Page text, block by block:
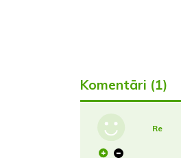
Komentāri (1)
Re